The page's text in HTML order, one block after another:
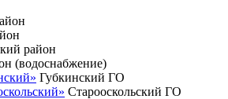
район
(водоснабжение)
Губкинский ГО
Старооскольский ГО